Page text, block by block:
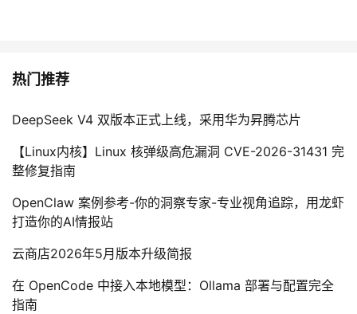
热门推荐
DeepSeek V4 双版本正式上线，采用华为昇腾芯片
【Linux内核】Linux 核弹级高危漏洞 CVE-2026-31431 完
整修复指南
OpenClaw 案例参考-你的洞察专家-专业视角追踪，用龙虾
打造你的AI情报站
云商店2026年5月版本升级简报
在 OpenCode 中接入本地模型：Ollama 部署与配置完全
指南